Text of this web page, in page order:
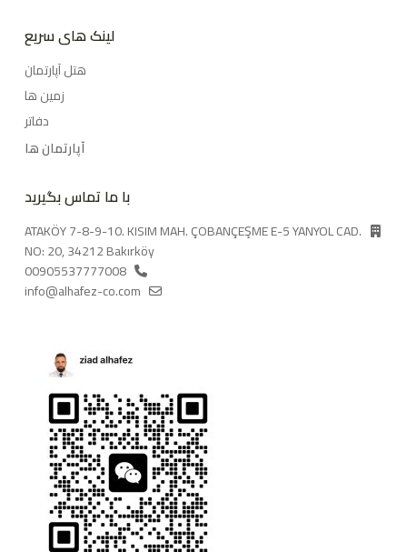
لینک های سریع
هتل آپارتمان
زمین ها
دفاتر
آپارتمان ها
با ما تماس بگیرید
ATAKÖY 7-8-9-10. KISIM MAH. ÇOBANÇEŞME E-5 YANYOL CAD.
NO: 20, 34212 Bakırköy
00905537777008
info@alhafez-co.com